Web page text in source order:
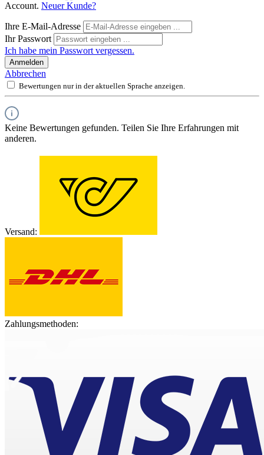
Account. Neuer Kunde?
Ihre E-Mail-Adresse
Ihr Passwort
Ich habe mein Passwort vergessen.
Anmelden
Abbrechen
Bewertungen nur in der aktuellen Sprache anzeigen.
Keine Bewertungen gefunden. Teilen Sie Ihre Erfahrungen mit
anderen.
Versand:
Zahlungsmethoden: